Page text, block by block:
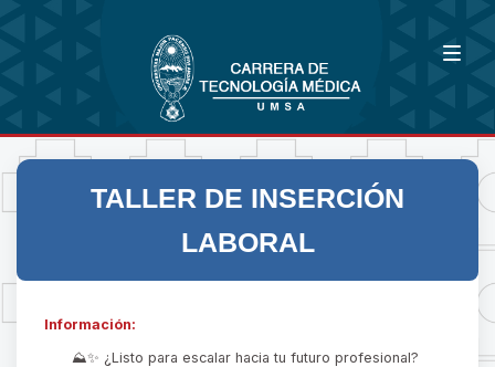
TALLER DE INSERCIÓN
LABORAL
Información:
⛰✨ ¿Listo para escalar hacia tu futuro profesional?